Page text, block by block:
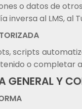
o datos de
inversa al LMS, al
scripts
o completar
GENERAL Y